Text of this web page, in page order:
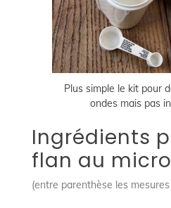
Plus simple le kit pour
ondes mais pas
Ingrédients
flan au
(entre parenthèse les